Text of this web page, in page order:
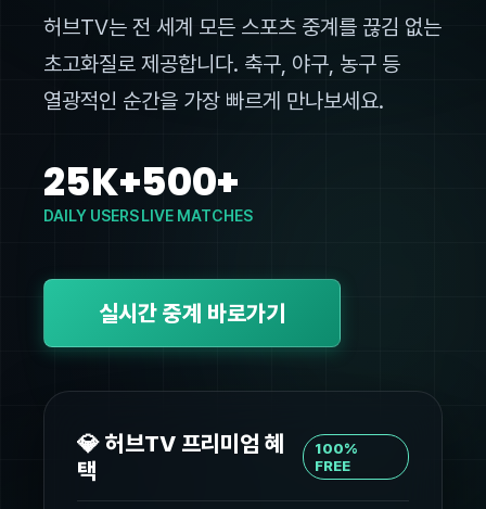
허브TV는 전 세계 모든 스포츠 중계를 끊김 없는
초고화질로 제공합니다. 축구, 야구, 농구 등
열광적인 순간을 가장 빠르게 만나보세요.
25K+
DAILY USERS
500+
LIVE MATCHES
실시간 중계 바로가기
💎 허브TV 프리미엄 혜
택
100%
FREE